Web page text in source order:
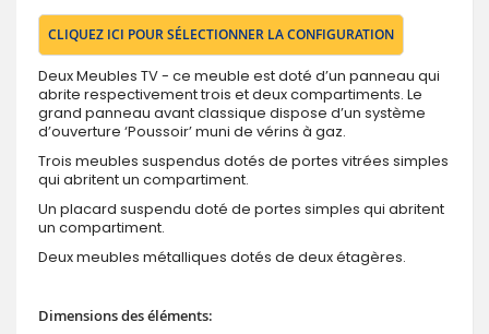
CLIQUEZ ICI POUR SÉLECTIONNER LA CONFIGURATION
Deux Meubles TV - ce meuble est doté d’un panneau qui
abrite respectivement trois et deux compartiments. Le
grand panneau avant classique dispose d’un système
d’ouverture ‘Poussoir’ muni de vérins à gaz.
Trois meubles suspendus dotés de portes vitrées simples
qui abritent un compartiment.
Un placard suspendu doté de portes simples qui abritent
un compartiment.
Deux meubles métalliques dotés de deux étagères.
Dimensions des éléments: